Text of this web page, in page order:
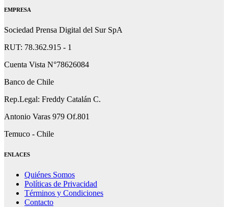
EMPRESA
Sociedad Prensa Digital del Sur SpA
RUT: 78.362.915 - 1
Cuenta Vista N°78626084
Banco de Chile
Rep.Legal: Freddy Catalán C.
Antonio Varas 979 Of.801
Temuco - Chile
ENLACES
Quiénes Somos
Políticas de Privacidad
Términos y Condiciones
Contacto